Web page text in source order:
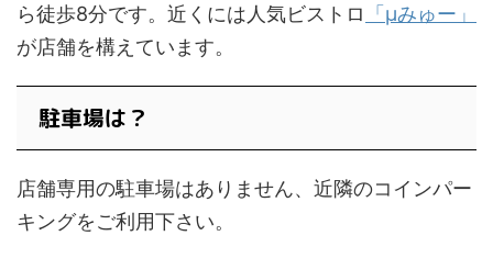
ら徒歩8分です。近くには人気ビストロ
「μみゅー」
が店舗を構えています。
駐車場は？
店舗専用の駐車場はありません、近隣のコインパー
キングをご利用下さい。